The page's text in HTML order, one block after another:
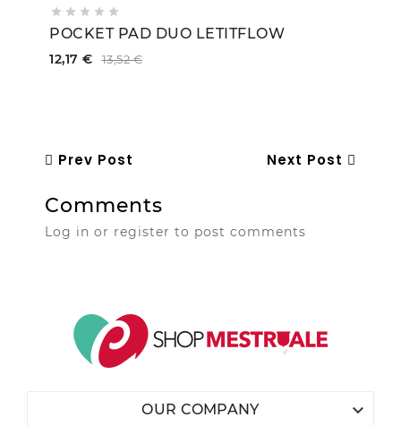
    
POCKET PAD DUO LETITFLOW
12,17 € 13,52 €
Prev Post Next Post
Comments
Log in or register to post comments
OUR COMPANY 